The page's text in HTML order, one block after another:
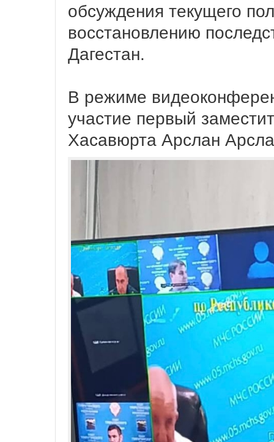
обсуждения текущего
восстановлению
Дагестан.
В режиме
участие первый
Хасавюрта Арслан